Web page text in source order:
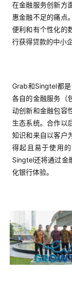
在金融服务创新方
惠金融不足的痛点
便利和有个性化的
行获得贷款的中小企
Grab和Singtel都
各自的金融服务（
动创新和金融包容
生态系统。合作以
知识和来自以客户
得起且易于使用
Singtel还将通过金
化银行体验。